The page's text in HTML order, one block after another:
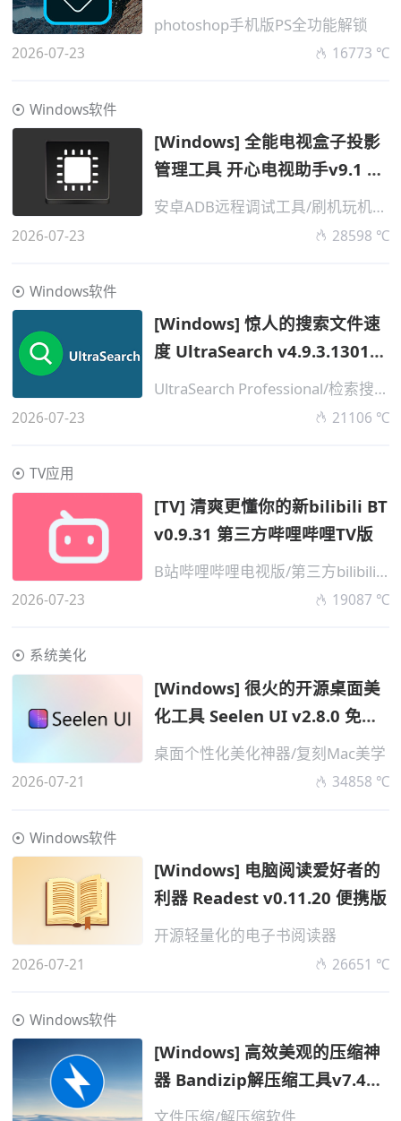
v2026.0723 高级版
photoshop手机版PS全功能解锁
2026-07-23 16773 ℃
Windows软件
[Windows] 全能电视盒子投影
管理工具 开心电视助手v9.1 便
携版
安卓ADB远程调试工具/刷机玩机神器
2026-07-23 28598 ℃
Windows软件
[Windows] 惊人的搜索文件速
度 UltraSearch v4.9.3.1301
高级便携版
UltraSearch Professional/检索搜索工具
2026-07-23 21106 ℃
TV应用
[TV] 清爽更懂你的新bilibili BT
v0.9.31 第三方哔哩哔哩TV版
B站哔哩哔哩电视版/第三方bilibili TV
2026-07-23 19087 ℃
系统美化
[Windows] 很火的开源桌面美
化工具 Seelen UI v2.8.0 免费
版
桌面个性化美化神器/复刻Mac美学
2026-07-21 34858 ℃
Windows软件
[Windows] 电脑阅读爱好者的
利器 Readest v0.11.20 便携版
开源轻量化的电子书阅读器
2026-07-21 26651 ℃
Windows软件
[Windows] 高效美观的压缩神
器 Bandizip解压缩工具v7.45
高级便携版